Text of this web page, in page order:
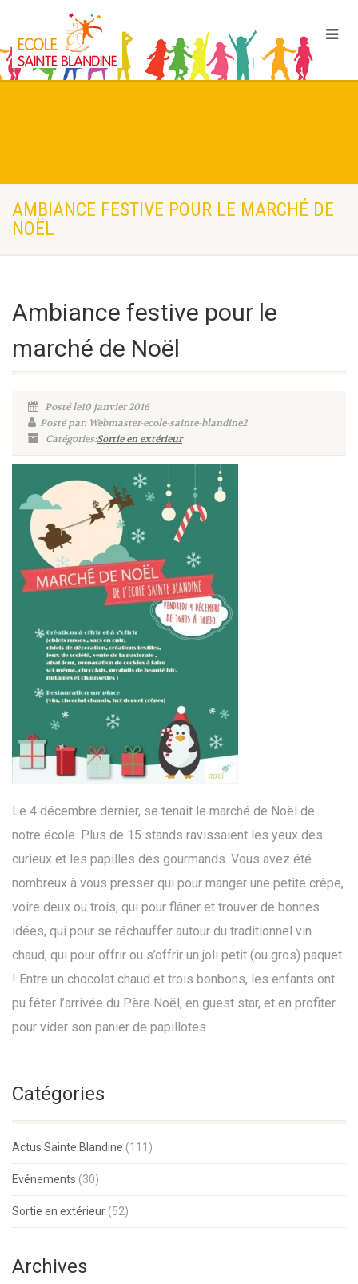
AMBIANCE FESTIVE POUR LE MARCHÉ DE
NOËL
Ambiance festive pour le
marché de Noël
Posté le10 janvier 2016
Posté par: Webmaster-ecole-sainte-blandine2
Catégories:Sortie en extérieur
Le 4 décembre dernier, se tenait le marché de Noël de
notre école. Plus de 15 stands ravissaient les yeux des
curieux et les papilles des gourmands. Vous avez été
nombreux à vous presser qui pour manger une petite crêpe,
voire deux ou trois, qui pour flâner et trouver de bonnes
idées, qui pour se réchauffer autour du traditionnel vin
chaud, qui pour offrir ou s’offrir un joli petit (ou gros) paquet
! Entre un chocolat chaud et trois bonbons, les enfants ont
pu fêter l’arrivée du Père Noël, en guest star, et en profiter
pour vider son panier de papillotes …
Catégories
Actus Sainte Blandine (111)
Evénements (30)
Sortie en extérieur (52)
Archives